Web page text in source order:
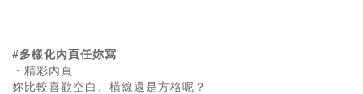
#多樣化內頁任妳寫
・精彩內頁
妳比較喜歡空白、橫線還是方格呢？